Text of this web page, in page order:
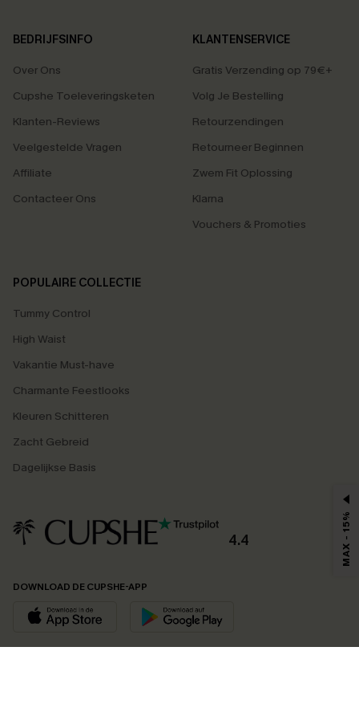
BEDRIJFSINFO
Over Ons
Cupshe Toeleveringsketen
Klanten-Reviews
Veelgestelde Vragen
Affiliate
Contacteer Ons
KLANTENSERVICE
Gratis Verzending op 79€+
Volg Je Bestelling
Retourzendingen
Retourneer Beginnen
Zwem Fit Oplossing
Klarna
Vouchers & Promoties
POPULAIRE COLLECTIE
Tummy Control
High Waist
Vakantie Must-have
Charmante Feestlooks
Kleuren Schitteren
Zacht Gebreid
Dagelijkse Basis
4.4
DOWNLOAD DE CUPSHE-APP
MAX - 15%